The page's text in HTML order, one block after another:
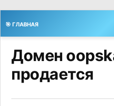
🎯 ГЛАВНАЯ
Домен
продается